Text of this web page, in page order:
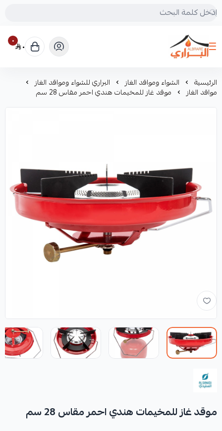
البراري للرحلات
٠ ٠
الرئيسية الشواء ومواقد الغاز البراري للشواء ومواقد الغاز
مواقد الغاز موقد غاز للمخيمات هندي احمر مقاس 28 سم
موقد غاز للمخيمات هندي احمر مقاس 28 سم